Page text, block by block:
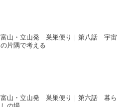
富山・立山発 巣巣便り｜第八話 宇宙
の片隅で考える
富山・立山発 巣巣便り｜第六話 暮ら